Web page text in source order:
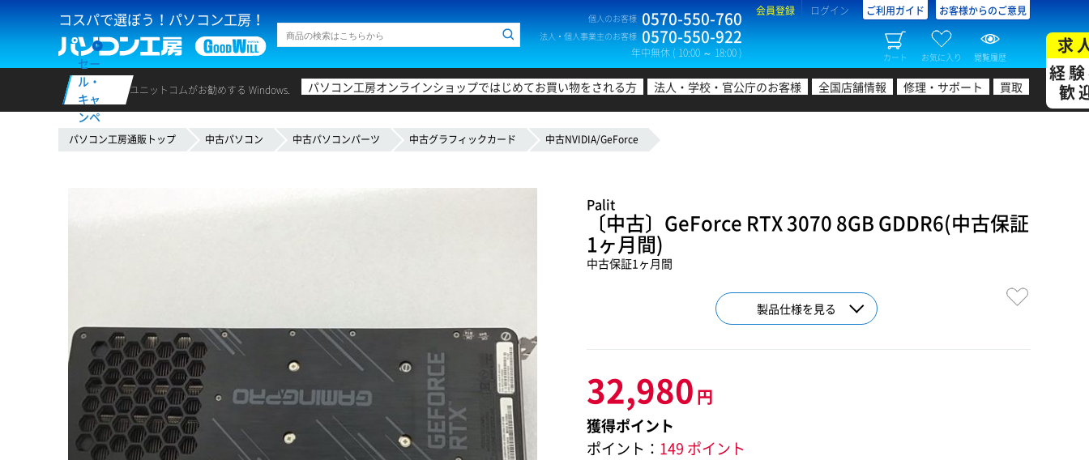
コスパで選ぼう！パソコン工房！ 個人のお客様 0570-550-760
法人・個人事業主のお客様 0570-550-922
年中無休 ( 10:00 ～ 18:00 )
会員登録 ログイン ご利用ガイド お客様からのご意見
カート お気に入り 閲覧履歴
セー
ル・
キャ
ンペ
ーン
ユニットコムがお勧めする Windows. パソコン工房オンラインショップではじめてお買い物をされる方 法人・学校・官公庁のお客様 全国店舗情報 修理・サポート 買取
求
経
歓
パソコン工房通販トップ 中古パソコン 中古パソコンパーツ 中古グラフィックカード 中古NVIDIA/GeForce
Palit
〔中古〕GeForce RTX 3070 8GB GDDR6(中古保証
1ヶ月間)
中古保証1ヶ月間
製品仕様を見る
32,980 円
獲得ポイント
ポイント： 149 ポイント